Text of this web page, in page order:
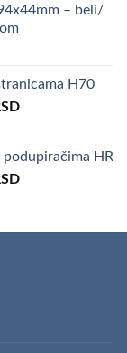
82.000,00 RSD.
– beli/
H70
Current
151.410,00 RSD.
HR
Current
106.808,00 RSD.